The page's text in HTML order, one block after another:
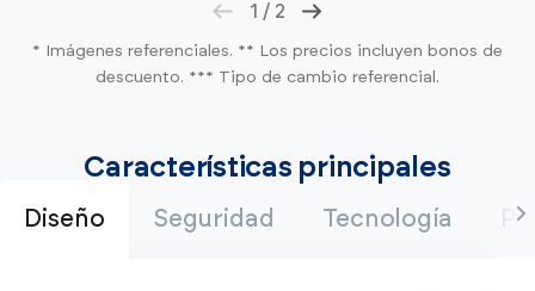
* Imágenes referenciales. ** Los precios incluyen bonos de
descuento. *** Tipo de cambio referencial.
1 / 2
Características principales
Diseño Seguridad Tecnología